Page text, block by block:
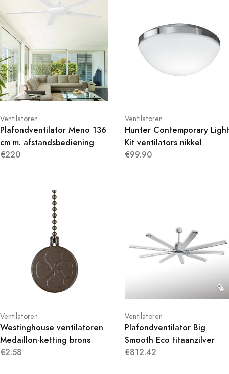
Ventilatoren
Plafondventilator Meno 136
cm m. afstandsbediening
€220
Ventilatoren
Hunter Contemporary Light
Kit ventilators nikkel
€99.90
Ventilatoren
Westinghouse ventilatoren
Medaillon-ketting brons
€2.58
Ventilatoren
Plafondventilator Big
Smooth Eco titaanzilver
€812.42